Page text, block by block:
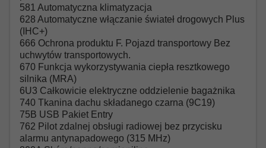
581 Automatyczna klimatyzacja
628 Automatyczne włączanie świateł drogowych Plus
(IHC+)
666 Ochrona produktu F. Pojazd transportowy Bez
uchwytów transportowych.
670 Funkcja wykorzystywania ciepła resztkowego
silnika (MRA)
6U3 Całkowicie elektryczne oddzielenie bagażnika
740 Tkanina dachu składanego czarna (9C19)
75B USB Pakiet Entry
762 Pilot zdalnej obsługi radiowej bez przycisku
alarmu antynapadowego (315 MHz)